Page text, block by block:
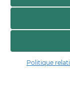
Politique